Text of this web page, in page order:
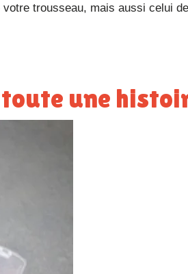
trousseau, mais aussi celui de
toute une